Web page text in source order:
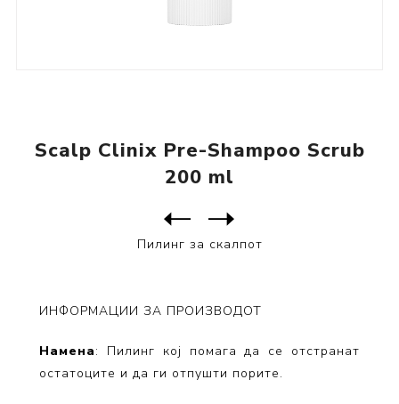
Scalp Clinix Pre-Shampoo Scrub
200 ml
Пилинг за скалпот
ИНФОРМАЦИИ ЗА ПРОИЗВОДОТ
Намена: Пилинг кој помага да се отстранат
остатоците и да ги отпушти порите.